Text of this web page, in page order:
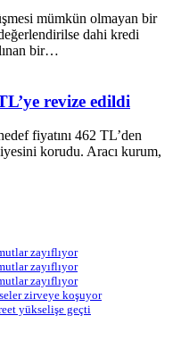
mümkün olmayan bir
dahi kredi
bir…
revize edildi
fiyatını 462 TL’den
korudu. Aracı kurum,
zayıflıyor
zayıflıyor
zayıflıyor
zirveye koşuyor
yükselişe geçti